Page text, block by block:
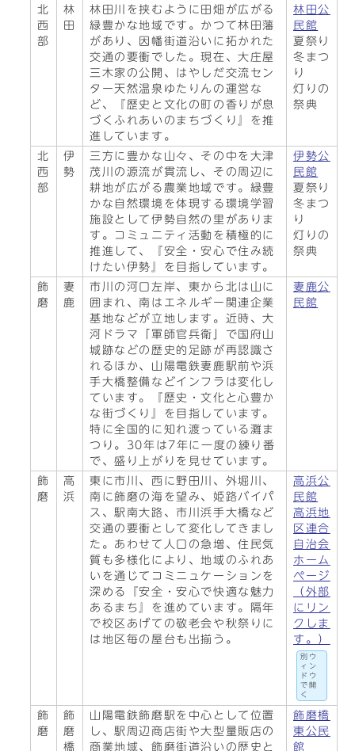
北
西
部
林
田
林田川を挟むように田畑が広がる
緑豊かな地域です。かつて林田藩
があり、因幡街道沿いに拓かれた
交通の要衝でした。現在、大庄屋
三木家の公開、はやしだ交流セン
ター天然温泉ゆたりんの運営な
ど、『歴史と文化の町の香りが息
づくふれあいのまちづくり』を推
進しています。
林田公
民館
夏祭り
冬まつ
り
灯りの
祭典
北
西
部
伊
勢
三方に豊かな山々、その中を大津
茂川の源流が貫流し、その周辺に
耕地が広がる農業地域です。緑豊
かな自然環境を体現する環境学習
施設として伊勢自然の里がありま
す。コミュニティ活動を積極的に
推進して、『安全・安心で住み続
けたい伊勢』を目指しています。
伊勢公
民館
夏祭り
冬まつ
り
灯りの
祭典
飾
磨
妻
鹿
市川の河口左岸、東から北は山に
囲まれ、南はエネルギー関連企業
基地などが立地します。近時、大
河ドラマ「軍師官兵衛」で国府山
城跡などの歴史的足跡が再認識さ
れるほか、山陽電鉄妻鹿駅前や浜
手大橋整備などインフラは変化し
ています。『歴史・文化と心豊か
な街づくり』を目指しています。
特に全国的に知れ渡っている灘ま
つり。30年は7年に一度の練り番
で、盛り上がりを見せています。
妻鹿公
民館
飾
磨
高
浜
東に市川、西に野田川、外堀川、
南に飾磨の海を望み、姫路バイパ
ス、駅南大路、市川浜手大橋など
交通の要衝として変化してきまし
た。あわせて人口の急増、住民気
質も多様化により、地域のふれあ
いを通じてコミニュケーションを
深める『安全・安心で快適な魅力
あるまち』を進めています。隔年
で校区あげての敬老会や秋祭りに
は地区毎の屋台も出揃う。
高浜公
民館
高浜地
区連合
自治会
ホーム
ページ
（外部
にリン
クしま
す。）
別ウ
ィン
ドウ
で開
く
飾
磨
飾
磨
橋
山陽電鉄飾磨駅を中心として位置
し、駅周辺商店街や大型量販店の
商業地域、飾磨街道沿いの歴史と
飾磨橋
東公民
館